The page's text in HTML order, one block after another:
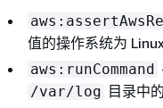
值的操作系统为 Linux
aws:runCommand
/var/log 目录中